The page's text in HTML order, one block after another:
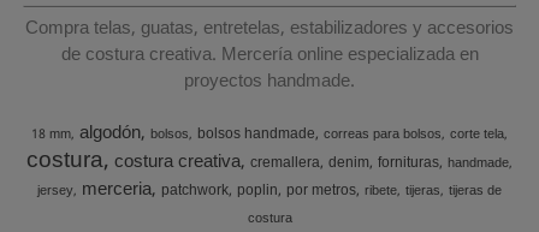
Compra telas, guatas, entretelas, estabilizadores y accesorios
de costura creativa. Mercería online especializada en
proyectos handmade.
18 mm algodón bolsos bolsos handmade correas para bolsos corte tela
costura costura creativa cremallera denim fornituras handmade
jersey merceria patchwork poplin por metros ribete tijeras tijeras de
costura